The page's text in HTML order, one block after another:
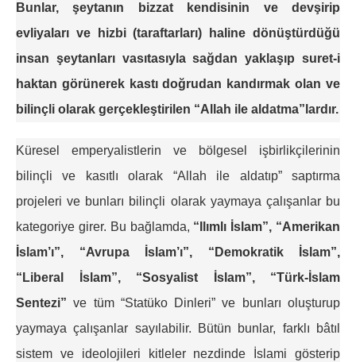
Bunlar, şeytanın bizzat kendisinin ve devşirip
evliyaları ve hizbi (taraftarları) haline dönüştürdüğü
insan şeytanları vasıtasıyla sağdan yaklaşıp suret-i
haktan görünerek kastı doğrudan kandırmak olan ve
bilinçli olarak gerçekleştirilen “Allah ile aldatma”lardır.
Küresel emperyalistlerin ve bölgesel işbirlikçilerinin
bilinçli ve kasıtlı olarak “Allah ile aldatıp” saptırma
projeleri ve bunları bilinçli olarak yaymaya çalışanlar bu
kategoriye girer. Bu bağlamda, “Ilımlı İslam”, “Amerikan
İslam’ı”, “Avrupa İslam’ı”, “Demokratik İslam”,
“Liberal İslam”, “Sosyalist İslam”, “Türk-İslam
Sentezi” ve tüm “Statüko Dinleri” ve bunları oluşturup
yaymaya çalışanlar sayılabilir. Bütün bunlar, farklı bâtıl
sistem ve ideolojileri kitleler nezdinde İslami gösterip